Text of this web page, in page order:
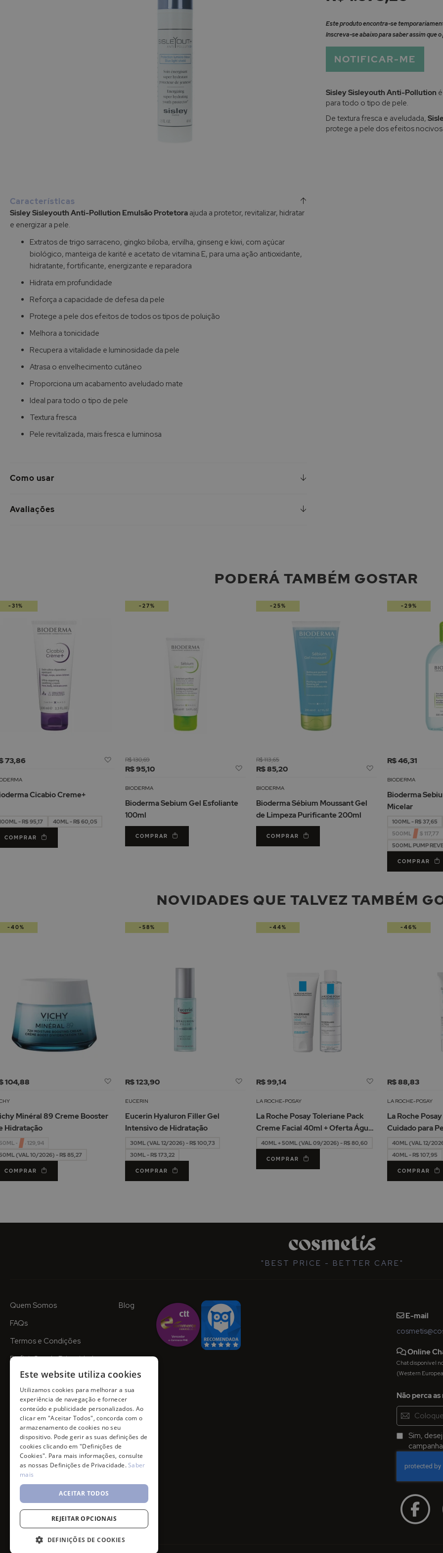
início
da
Galeria
de
imagens
Este produto encontra-se
Inscreva-se abaixo para saber assim que
NOTIFICAR-ME
Sisley Sisleyouth Anti-Pollution
para todo o tipo de pele.
De textura fresca e aveludada,
protege a pele dos efeitos
Características
Sisley Sisleyouth Anti-Pollution Emulsão Protetora ajuda a protetor, revitalizar, hidratar
e energizar a pele.
Extratos de trigo sarraceno, gingko biloba, ervilha, ginseng e kiwi, com açúcar
biológico, manteiga de karité e acetato de vitamina E, para uma ação antioxidante,
hidratante, fortificante, energizante e reparadora
Hidrata em profundidade
Reforça a capacidade de defesa da pele
Protege a pele dos efeitos de todos os tipos de poluição
Melhora a tonicidade
Recupera a vitalidade e luminosidade da pele
Atrasa o envelhecimento cutâneo
Proporciona um acabamento aveludado mate
Ideal para todo o tipo de pele
Textura fresca
Pele revitalizada, mais fresca e luminosa
Como usar
Avaliações
PODERÁ TAMBÉM GOSTAR
73,86
Adicionar
Desejos
Cicabio Creme+
- R$ 95,17 40ML - R$ 60,05
COMPRAR
-31%
R$ 95,10
R$ 130,69
Adicionar
Lista
Desejos
BIODERMA
Bioderma Sebium Gel Esfoliante
100ml
COMPRAR
-27%
R$ 85,20
R$ 113,65
Desejos
BIODERMA
Bioderma Sébium Moussant Gel
de Limpeza Purificante 200ml
COMPRAR
-25%
R$ 46,31
BIODERMA
Bioderma
Micelar
100ML - R$ 37,65
500ML - R$ 117,77
500ML PUMP
COMPRAR
-29%
NOVIDADES QUE TALVEZ TAMBÉM
104,88
Adicionar
Lista
Desejos
Minéral 89 Creme Booster
Hidratação
- R$ 129,94
(VAL 10/2026) - R$ 85,27
COMPRAR
-40%
R$ 123,90
Adicionar
Lista
Desejos
EUCERIN
Eucerin Hyaluron Filler Gel
Intensivo de Hidratação
30ML (VAL 12/2026) - R$ 100,73
30ML - R$ 173,22
COMPRAR
-58%
R$ 99,14
Adicionar
Lista
Desejos
LA ROCHE-POSAY
La Roche Posay Toleriane Pack
Creme Facial 40ml + Oferta Água
Micelar 50ml
40ML + 50ML (VAL 09/2026) - R$ 80,60
COMPRAR
-44%
R$ 88,83
LA ROCHE-POSAY
La Roche
Cuidado para
Imperfeições
40ML (VAL 12/
40ML - R$ 107,95
COMPRAR
-46%
"BEST PRICE - BETTER CARE"
Quem Somos
FAQs
Termos e Condições
Definições de Privacidade
Blog
E-mail
Online
Chat disponível
(Western
Não perca
Inscreva-
se
na
Newsletter:
Sim,
Este website utiliza cookies
Utilizamos cookies para melhorar a sua
experiência de navegação e fornecer
conteúdo e publicidade personalizados. Ao
clicar em "Aceitar Todos", concorda com o
armazenamento de cookies no seu
dispositivo. Pode gerir as suas definições de
cookies clicando em "Definições de
Cookies". Para mais informações, consulte
as nossas Definições de Privacidade.Saber
mais
ACEITAR TODOS
REJEITAR OPCIONAIS
DEFINIÇÕES DE COOKIES